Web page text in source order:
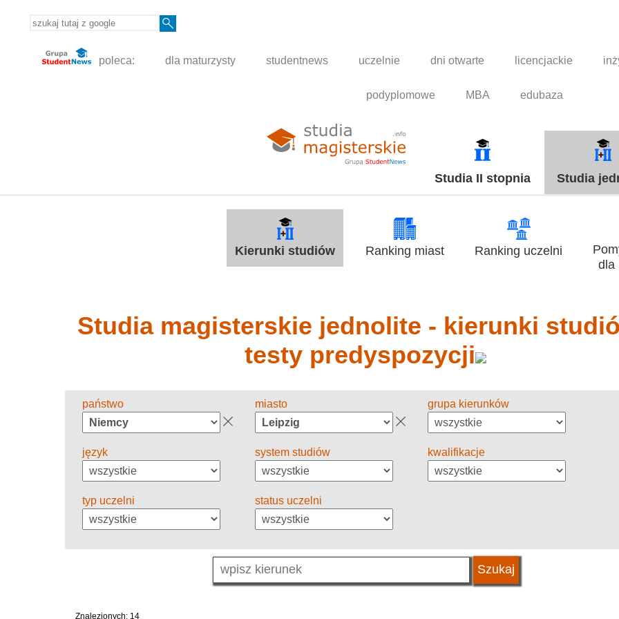
poleca: dla maturzysty studentnews uczelnie dni otwarte licencjackie
podyplomowe MBA edubaza
Studia II stopnia Studia
Kierunki studiów Ranking miast Ranking uczelni
dla
Studia magisterskie jednolite - kierunki
testy predyspozycji
państwo miasto grupa kierunków
język system studiów kwalifikacje
typ uczelni status uczelni
Znalezionych: 14